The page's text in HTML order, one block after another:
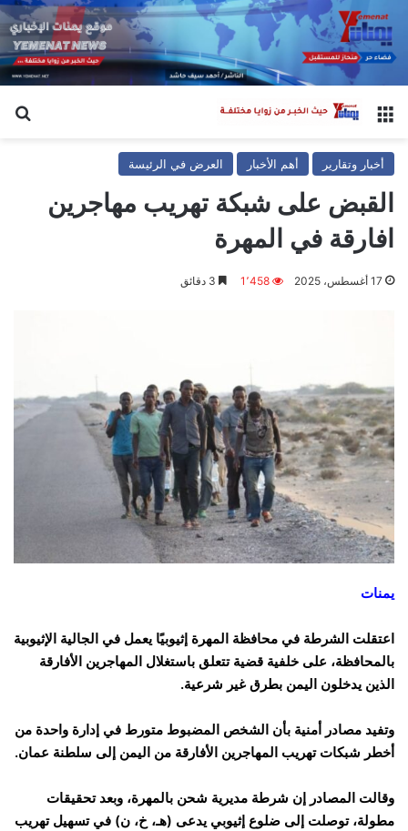
القائمة
أخبار وتقارير أهم الأخبار العرض في الرئيسة
القبض على شبكة تهريب مهاجرين
افارقة في المهرة
17 أغسطس، 2025 1٬458
يمنات
اعتقلت الشرطة في محافظة المهرة إثيوبيًا يعمل في الجالية الإثيوبية
بالمحافظة، على خلفية قضية تتعلق باستغلال المهاجرين الأفارقة
الذين يدخلون اليمن بطرق غير شرعية.
وتفيد مصادر أمنية بأن الشخص المضبوط متورط في إدارة واحدة من
أخطر شبكات تهريب المهاجرين الأفارقة من اليمن إلى سلطنة عمان.
وقالت المصادر إن شرطة مديرية شحن بالمهرة، وبعد تحقيقات
مطولة، توصلت إلى ضلوع إثيوبي يدعى (هـ، خ، ن) في تسهيل تهريب